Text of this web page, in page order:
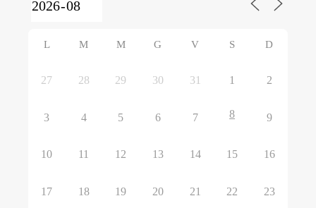
L M M G V S D
27 28 29 30 31 1 2
3 4 5 6 7 8 9
10 11 12 13 14 15 16
17 18 19 20 21 22 23